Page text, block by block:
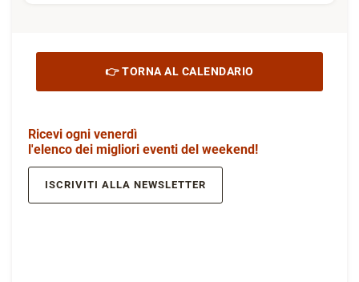
👉 TORNA AL CALENDARIO
Ricevi ogni venerdì
l'elenco dei migliori eventi del weekend!
ISCRIVITI ALLA NEWSLETTER